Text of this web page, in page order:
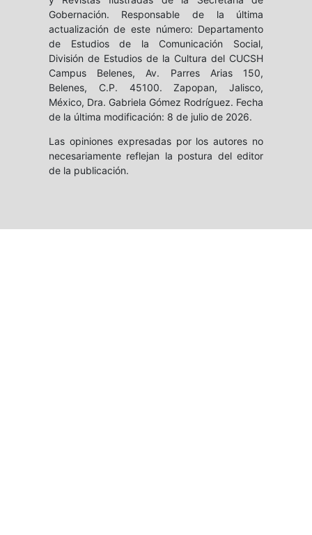
Gobernación. Responsable de la última
actualización de este número: Departamento
de Estudios de la Comunicación Social,
División de Estudios de la Cultura del CUCSH
Campus Belenes, Av. Parres Arias 150,
Belenes, C.P. 45100. Zapopan, Jalisco,
México, Dra. Gabriela Gómez Rodríguez. Fecha
de la última modificación: 8 de julio de 2026.
Las opiniones expresadas por los autores no
necesariamente reflejan la postura del editor
de la publicación.